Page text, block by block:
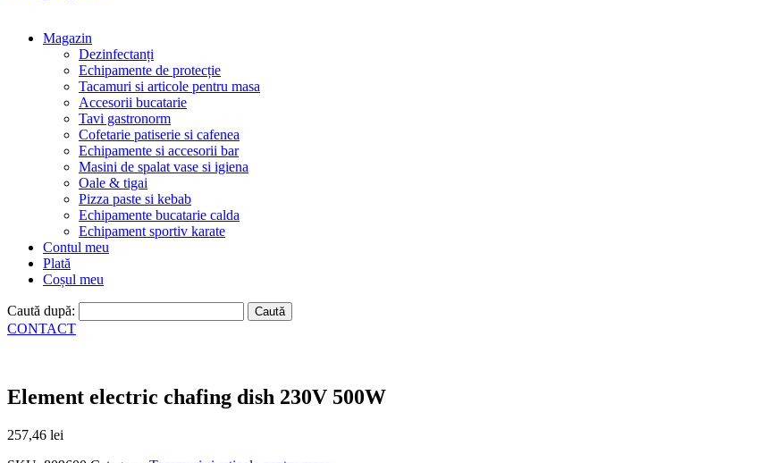
Magazin
Dezinfectanți
Echipamente de protecție
Tacamuri si articole pentru masa
Accesorii bucatarie
Tavi gastronorm
Cofetarie patiserie si cafenea
Echipamente si accesorii bar
Masini de spalat vase si igiena
Oale & tigai
Pizza paste si kebab
Echipamente bucatarie calda
Echipament sportiv karate
Contul meu
Plată
Coșul meu
Caută după:
CONTACT
Element electric chafing dish 230V 500W
257,46 lei